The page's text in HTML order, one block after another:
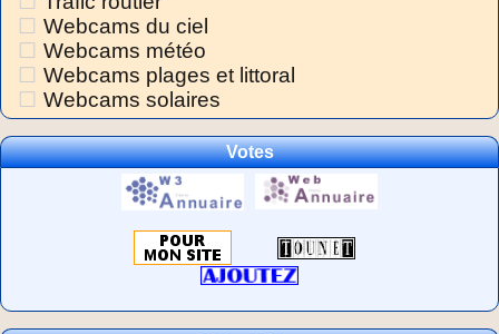
Webcams du ciel
Webcams météo
Webcams plages et littoral
Webcams solaires
Votes